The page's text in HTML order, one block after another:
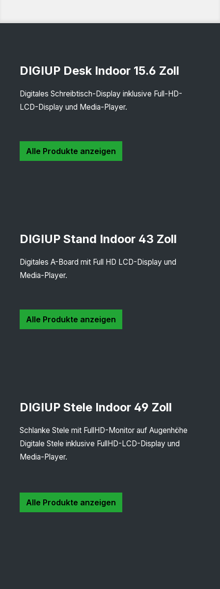
DIGIUP Desk Indoor 15.6 Zoll
Digitales Schreibtisch-Display inklusive Full-HD-
LCD-Display und Media-Player.
Alle Produkte anzeigen
DIGIUP Stand Indoor 43 Zoll
Digitales A-Board mit Full HD LCD-Display und
Media-Player.
Alle Produkte anzeigen
DIGIUP Stele Indoor 49 Zoll
Schlanke Stele mit FullHD-Monitor auf Augenhöhe
Digitale Stele inklusive FullHD-LCD-Display und
Media-Player.
Alle Produkte anzeigen